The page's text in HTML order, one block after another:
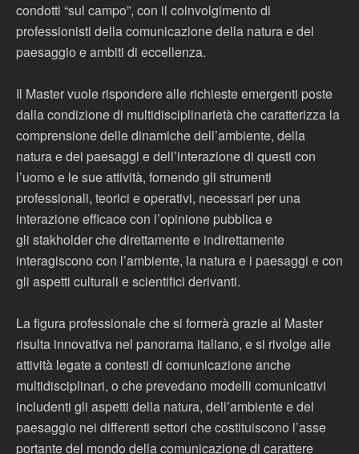
condotti “sul campo”, con il coinvolgimento di
professionisti della comunicazione della natura e del
paesaggio e ambiti di eccellenza.
Il Master vuole rispondere alle richieste emergenti poste
dalla condizione di multidisciplinarietà che caratterizza la
comprensione delle dinamiche dell’ambiente, della
natura e dei paesaggi e dell’interazione di questi con
l’uomo e le sue attività, fornendo gli strumenti
professionali, teorici e operativi, necessari per una
interazione efficace con l’opinione pubblica e
gli stakholder che direttamente e indirettamente
interagiscono con l’ambiente, la natura e i paesaggi e con
gli aspetti culturali e scientifici derivanti.
La figura professionale che si formerà grazie al Master
risulta innovativa nel panorama italiano, e si rivolge alle
attività legate a contesti di comunicazione anche
multidisciplinari, o che prevedano modelli comunicativi
includenti gli aspetti della natura, dell’ambiente e del
paesaggio nei differenti settori che costituiscono l’asse
portante del mondo della comunicazione di carattere